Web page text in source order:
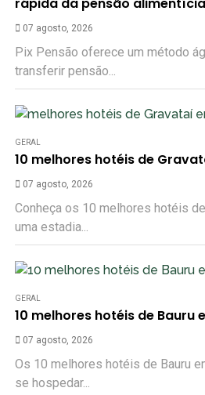
07 agosto, 2026
Pix Pensão oferece um método
transferir pensão...
GERAL
10 melhores hotéis de
07 agosto, 2026
Conheça os 10 melhores hotéis
uma estadia...
GERAL
10 melhores hotéis de Bauru
07 agosto, 2026
Os 10 melhores hotéis de Bauru
se hospedar...